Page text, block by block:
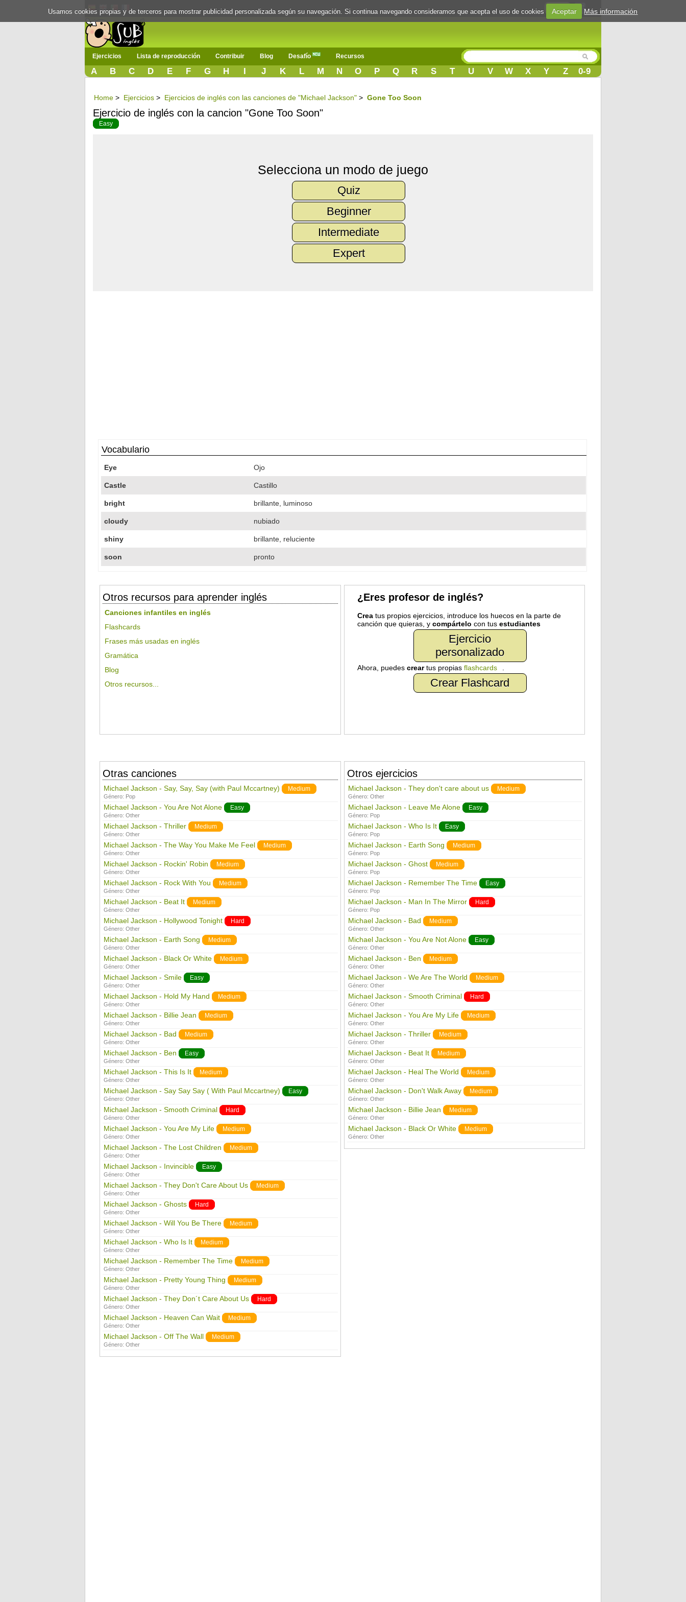
Login
Ejercicios Lista de reproducción Contribuir Blog Desafío Recursos
A B C D E F G H I J K L M N O P Q R S T U V W X Y Z 0-9
Home > Ejercicios > Ejercicios de inglés con las canciones de "Michael Jackson" > Gone Too Soon
Ejercicio de inglés con la cancion "Gone Too Soon"
Easy
Selecciona un modo de juego
Quiz
Beginner
Intermediate
Expert
Vocabulario
Eye Ojo
Castle Castillo
bright brillante, luminoso
cloudy nubiado
shiny brillante, reluciente
soon pronto
Otros recursos para aprender inglés
Canciones infantiles en inglés
Flashcards
Frases más usadas en inglés
Gramática
Blog
Otros recursos...
¿Eres profesor de inglés?
Creatus propios ejercicios, introduce los huecos en la parte de
canción que quieras, y compártelo con tus estudiantes
Ejercicio
personalizado
Ahora, puedes creartus propias flashcards
Crear Flashcard
Otras canciones
Michael Jackson - Say, Say, Say (with Paul Mccartney) Medium
Género: Pop
Michael Jackson - You Are Not Alone Easy
Género: Other
Michael Jackson - Thriller Medium
Género: Other
Michael Jackson - The Way You Make Me Feel Medium
Género: Other
Michael Jackson - Rockin' Robin Medium
Género: Other
Michael Jackson - Rock With You Medium
Género: Other
Michael Jackson - Beat It Medium
Género: Other
Michael Jackson - Hollywood Tonight Hard
Género: Other
Michael Jackson - Earth Song Medium
Género: Other
Michael Jackson - Black Or White Medium
Género: Other
Michael Jackson - Smile Easy
Género: Other
Michael Jackson - Hold My Hand Medium
Género: Other
Michael Jackson - Billie Jean Medium
Género: Other
Michael Jackson - Bad Medium
Género: Other
Michael Jackson - Ben Easy
Género: Other
Michael Jackson - This Is It Medium
Género: Other
Michael Jackson - Say Say Say ( With Paul Mccartney) Easy
Género: Other
Michael Jackson - Smooth Criminal Hard
Género: Other
Michael Jackson - You Are My Life Medium
Género: Other
Michael Jackson - The Lost Children Medium
Género: Other
Michael Jackson - Invincible Easy
Género: Other
Michael Jackson - They Don't Care About Us Medium
Género: Other
Michael Jackson - Ghosts Hard
Género: Other
Michael Jackson - Will You Be There Medium
Género: Other
Michael Jackson - Who Is It Medium
Género: Other
Michael Jackson - Remember The Time Medium
Género: Other
Michael Jackson - Pretty Young Thing Medium
Género: Other
Michael Jackson - They Don´t Care About Us Hard
Género: Other
Michael Jackson - Heaven Can Wait Medium
Género: Other
Michael Jackson - Off The Wall Medium
Género: Other
Otros ejercicios
Michael Jackson - They don't care about us Medium
Género: Other
Michael Jackson - Leave Me Alone Easy
Género: Pop
Michael Jackson - Who Is It Easy
Género: Pop
Michael Jackson - Earth Song Medium
Género: Pop
Michael Jackson - Ghost Medium
Género: Pop
Michael Jackson - Remember The Time Easy
Género: Pop
Michael Jackson - Man In The Mirror Hard
Género: Pop
Michael Jackson - Bad Medium
Género: Other
Michael Jackson - You Are Not Alone Easy
Género: Other
Michael Jackson - Ben Medium
Género: Other
Michael Jackson - We Are The World Medium
Género: Other
Michael Jackson - Smooth Criminal Hard
Género: Other
Michael Jackson - You Are My Life Medium
Género: Other
Michael Jackson - Thriller Medium
Género: Other
Michael Jackson - Beat It Medium
Género: Other
Michael Jackson - Heal The World Medium
Género: Other
Michael Jackson - Don't Walk Away Medium
Género: Other
Michael Jackson - Billie Jean Medium
Género: Other
Michael Jackson - Black Or White Medium
Género: Other
Usamos cookies propias y de terceros para mostrar publicidad personalizada según su navegación. Si continua navegando consideramos que acepta el uso de cookies Aceptar Más información